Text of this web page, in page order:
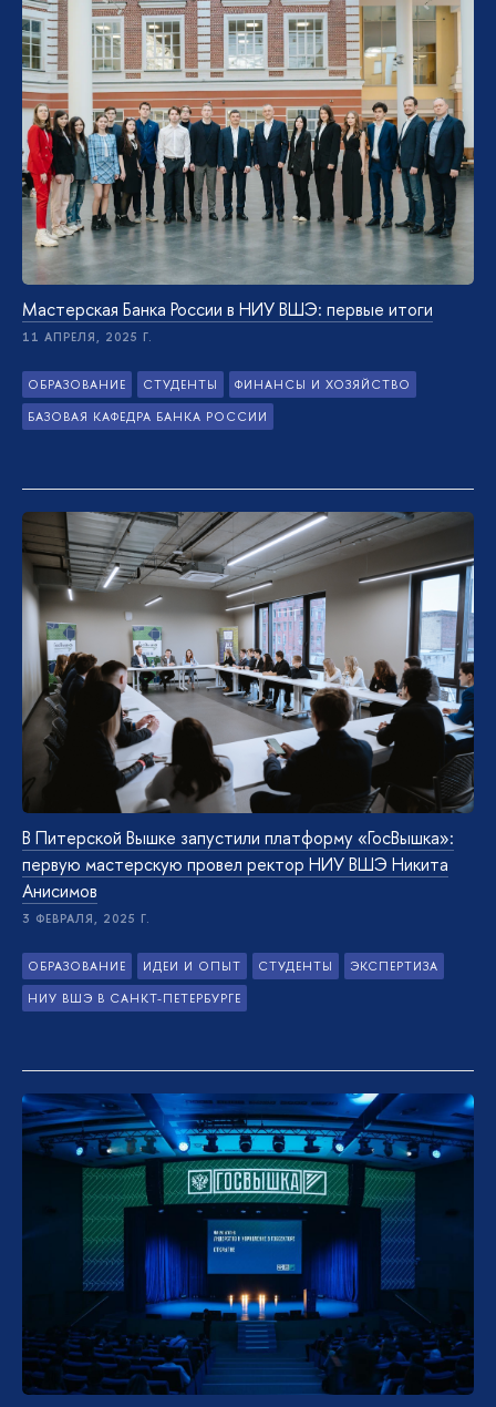
Мастерская Банка России в НИУ ВШЭ: первые итоги
11 АПРЕЛЯ, 2025 Г.
ОБРАЗОВАНИЕ СТУДЕНТЫ ФИНАНСЫ И ХОЗЯЙСТВО
БАЗОВАЯ КАФЕДРА БАНКА РОССИИ
В Питерской Вышке запустили платформу «ГосВышка»:
первую мастерскую провел ректор НИУ ВШЭ Никита
Анисимов
3 ФЕВРАЛЯ, 2025 Г.
ОБРАЗОВАНИЕ ИДЕИ И ОПЫТ СТУДЕНТЫ ЭКСПЕРТИЗА
НИУ ВШЭ В САНКТ-ПЕТЕРБУРГЕ